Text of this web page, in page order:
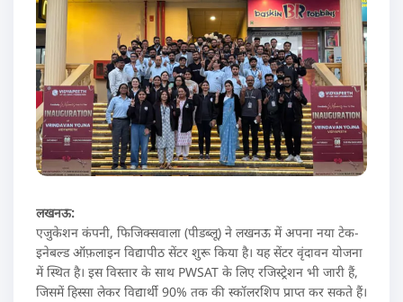
लखनऊ:
एजुकेशन कंपनी, फिजिक्सवाला (पीडब्लू) ने लखनऊ में अपना नया टेक-
इनेबल्ड ऑफ़लाइन विद्यापीठ सेंटर शुरू किया है। यह सेंटर वृंदावन योजना
में स्थित है। इस विस्तार के साथ PWSAT के लिए रजिस्ट्रेशन भी जारी हैं,
जिसमें हिस्सा लेकर विद्यार्थी 90% तक की स्कॉलरशिप प्राप्त कर सकते हैं।